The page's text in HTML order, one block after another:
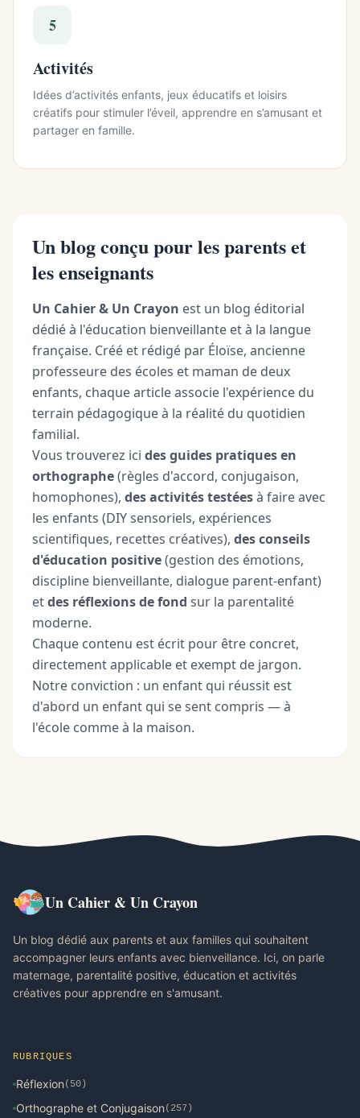
5
Activités
Idées d’activités enfants, jeux éducatifs et loisirs
créatifs pour stimuler l’éveil, apprendre en s’amusant et
partager en famille.
Un blog conçu pour les parents et
les enseignants
Un Cahier & Un Crayon est un blog éditorial
dédié à l'éducation bienveillante et à la langue
française. Créé et rédigé par Éloïse, ancienne
professeure des écoles et maman de deux
enfants, chaque article associe l'expérience du
terrain pédagogique à la réalité du quotidien
familial.
Vous trouverez ici des guides pratiques en
orthographe(règles d'accord, conjugaison,
homophones), des activités testéesà faire avec
les enfants (DIY sensoriels, expériences
scientifiques, recettes créatives), des conseils
d'éducation positive(gestion des émotions,
discipline bienveillante, dialogue parent-enfant)
etdes réflexions de fond sur la parentalité
moderne.
Chaque contenu est écrit pour être concret,
directement applicable et exempt de jargon.
Notre conviction : un enfant qui réussit est
d'abord un enfant qui se sent compris — à
l'école comme à la maison.
Un Cahier & Un Crayon
Un blog dédié aux parents et aux familles qui souhaitent
accompagner leurs enfants avec bienveillance. Ici, on parle
maternage, parentalité positive, éducation et activités
créatives pour apprendre en s'amusant.
RUBRIQUES
Réflexion (50)
Orthographe et Conjugaison (257)